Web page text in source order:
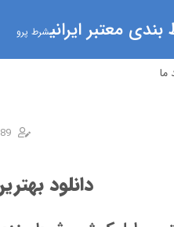
معتبر ایرانیشرط پرو
ما
دانلود